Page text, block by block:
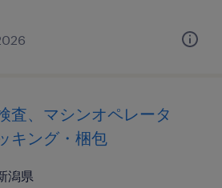
査、マシンオペレータ
キング・梱包
潟県